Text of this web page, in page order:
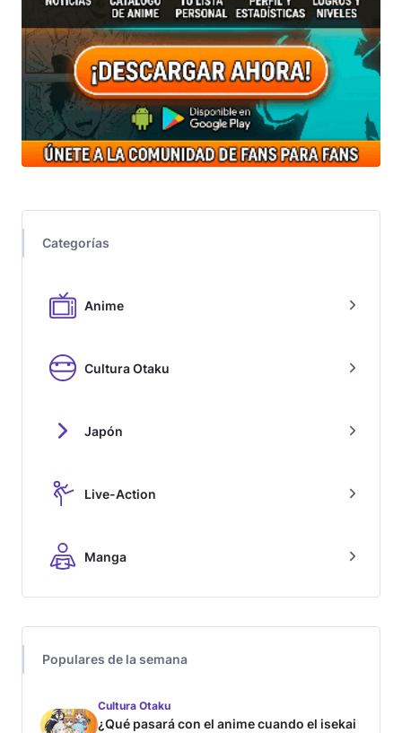
Categorías
Anime
Cultura Otaku
Japón
Live-Action
Manga
Populares de la semana
Cultura Otaku
¿Qué pasará con el anime cuando el isekai